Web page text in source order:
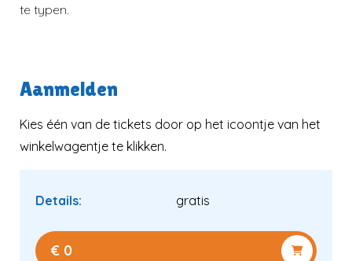
Verder kijken
te typen.
Aanmelden
Kies één van de tickets door op het icoontje van het
winkelwagentje te klikken.
Details: gratis
€ 0